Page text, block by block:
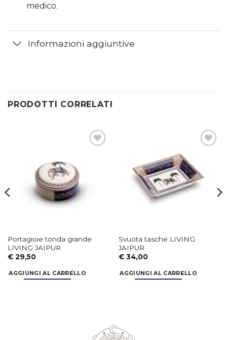
medico.
Informazioni aggiuntive
PRODOTTI CORRELATI
Portagioie tonda grande
LIVING JAIPUR
€29,50
AGGIUNGI AL CARRELLO
desideri
Svuota tasche LIVING
JAIPUR
€34,00
AGGIUNGI AL CARRELLO